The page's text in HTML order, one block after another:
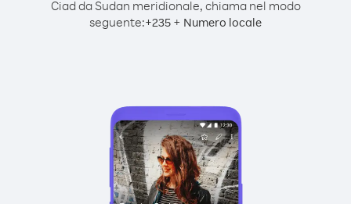
Ciad da Sudan meridionale, chiama nel modo
seguente:+235 + Numero locale